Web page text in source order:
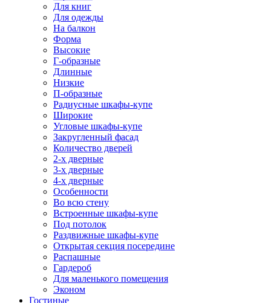
Для книг
Для одежды
На балкон
Форма
Высокие
Г-образные
Длинные
Низкие
П-образные
Радиусные шкафы-купе
Широкие
Угловые шкафы-купе
Закругленный фасад
Количество дверей
2-х дверные
3-х дверные
4-х дверные
Особенности
Во всю стену
Встроенные шкафы-купе
Под потолок
Раздвижные шкафы-купе
Открытая секция посередине
Распашные
Гардероб
Для маленького помещения
Эконом
Гостиные